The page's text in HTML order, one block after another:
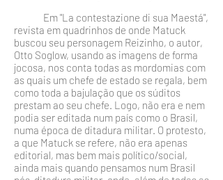
Em "La contestazione di sua Maestá",
revista em qua­drinhos de onde Matuck
buscou seu personagem Reizinho, o autor,
Otto Soglow, usando as imagens de forma
jocosa, nos conta todas as mordomias com
as quais um chefe de estado se regala, bem
como toda a bajulação que os súditos
prestam ao seu chefe. Logo, não era e nem
podia ser edita­da num país como o Brasil,
numa época de ditadura militar. O protesto,
a que Matuck se refere, não era apenas
edito­rial, mas bem mais político/social,
ainda mais quando pen­samos num Brasil